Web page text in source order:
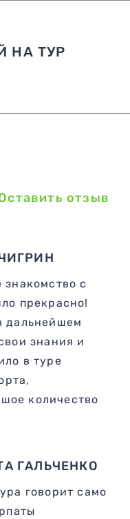
НА ТУР
отзыв
с
прекрасно!
дальнейшем
знания и
в туре
количество
ГАЛЬЧЕНКО
говорит само